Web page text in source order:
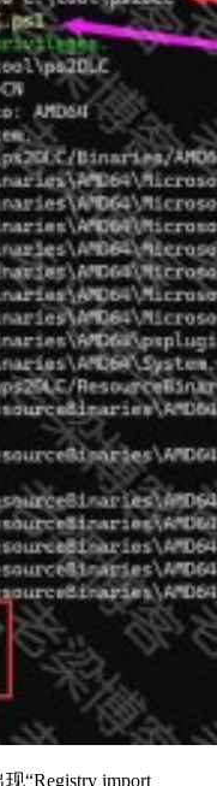
“Registry import